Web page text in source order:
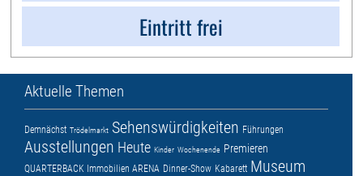
Eintritt frei
Aktuelle Themen
Demnächst Trödelmarkt Sehenswürdigkeiten Führungen
Ausstellungen Heute Kinder Wochenende Premieren
QUARTERBACK Immobilien ARENA Dinner-Show Kabarett Museum